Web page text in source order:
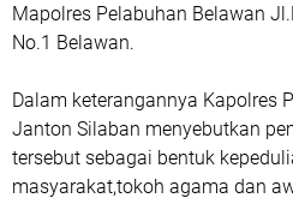
Mapolres Pelabuhan Belawan
No.1 Belawan.
Dalam keterangannya Kapolres
Janton Silaban menyebutkan
tersebut sebagai bentuk
masyarakat,tokoh agama dan